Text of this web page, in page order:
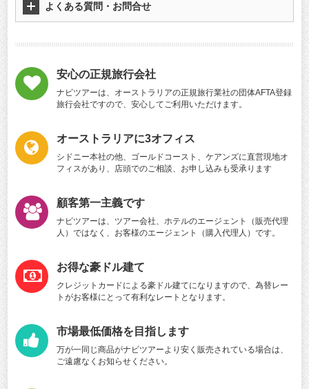
よくある質問・お問合せ
安心の正規旅行会社
ナビツアーは、オーストラリアの正規旅行業社の団体AFTA登録
旅行会社ですので、安心してご利用いただけます。
オーストラリアに3オフィス
シドニー本社の他、ゴールドコースト、ケアンズに直営現地オ
フィスがあり、店頭でのご相談、お申し込みも受承ります
顧客第一主義です
ナビツアーは、ツアー会社、ホテルのエージェント（販売代理
人）ではなく、お客様のエージェント（購入代理人）です。
お得な豪ドル建て
クレジットカードによる豪ドル建てになりますので、為替レー
トがお客様にとって有利なレートとなります。
市場最低価格を目指します
万が一同じ商品がナビツアーより安く販売されている場合は、
ご遠慮なくお知らせください。